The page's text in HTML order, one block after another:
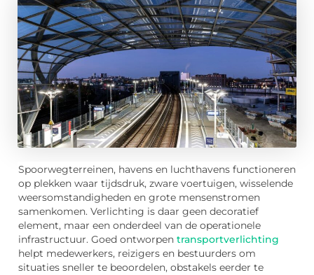
Spoorwegterreinen, havens en luchthavens functioneren
op plekken waar tijdsdruk, zware voertuigen, wisselende
weersomstandigheden en grote mensenstromen
samenkomen. Verlichting is daar geen decoratief
element, maar een onderdeel van de operationele
infrastructuur. Goed ontworpen transportverlichting
helpt medewerkers, reizigers en bestuurders om
situaties sneller te beoordelen, obstakels eerder te